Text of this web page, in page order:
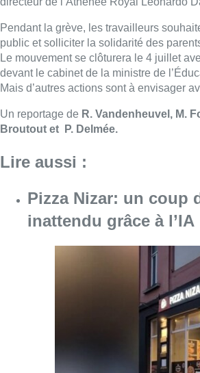
inattendu grâce à l’IA
Consulter l'article
Foire du Midi: les
rendez-vous grâce à